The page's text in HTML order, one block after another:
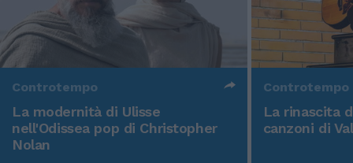
Controtempo
La modernità di Ulisse
nell'Odissea pop di Christopher
Nolan
Controtempo
La rinascita
canzoni di